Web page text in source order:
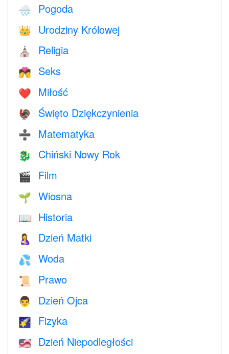
🌧 Pogoda
👑 Urodziny Królowej
⛪️ Religia
💏 Seks
❤️️ Miłość
🦃 Święto Dziękczynienia
➗ Matematyka
🐉 Chiński Nowy Rok
🎬 Film
🌱 Wiosna
📖 Historia
🤱 Dzień Matki
💦 Woda
📜 Prawo
👨 Dzień Ojca
🌠 Fizyka
🇺🇸 Dzień Niepodległości